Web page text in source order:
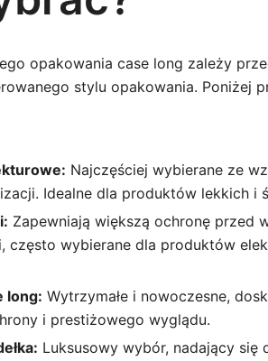
opakowania case long zależy
stylu opakowania. Poniżej
Najczęściej wybierane ze
Idealne dla produktów lekkich i
Zapewniają większą ochronę przed
często wybierane dla produktów
long: Wytrzymałe i nowoczesne,
i prestiżowego wyglądu.
Luksusowy wybór, nadający